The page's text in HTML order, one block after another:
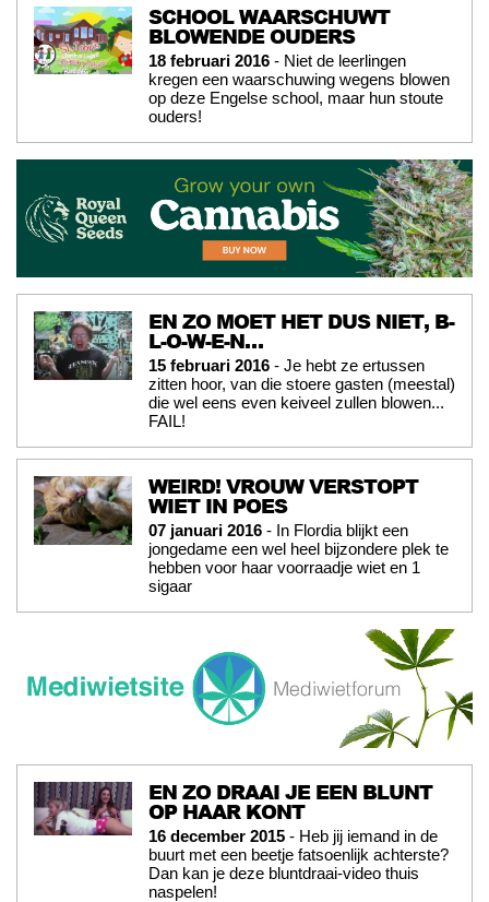
SCHOOL WAARSCHUWT
BLOWENDE OUDERS
18 februari 2016 - Niet de leerlingen
kregen een waarschuwing wegens blowen
op deze Engelse school, maar hun stoute
ouders!
EN ZO MOET HET DUS NIET, B-
L-O-W-E-N…
15 februari 2016 - Je hebt ze ertussen
zitten hoor, van die stoere gasten (meestal)
die wel eens even keiveel zullen blowen...
FAIL!
WEIRD! VROUW VERSTOPT
WIET IN POES
07 januari 2016 - In Flordia blijkt een
jongedame een wel heel bijzondere plek te
hebben voor haar voorraadje wiet en 1
sigaar
EN ZO DRAAI JE EEN BLUNT
OP HAAR KONT
16 december 2015 - Heb jij iemand in de
buurt met een beetje fatsoenlijk achterste?
Dan kan je deze bluntdraai-video thuis
naspelen!